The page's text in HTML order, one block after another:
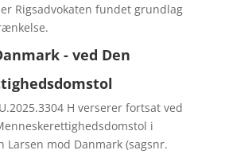
Rigsadvokaten fundet grundlag
- ved Den
H verserer fortsat ved
i
Larsen mod Danmark (sagsnr.